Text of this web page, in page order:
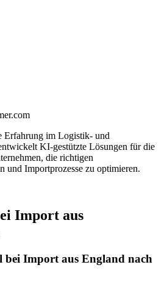
Erfahrung im Logistik- und
KI-gestützte Lösungen für die
die richtigen
und Importprozesse zu optimieren.
Import aus
bei Import aus England nach